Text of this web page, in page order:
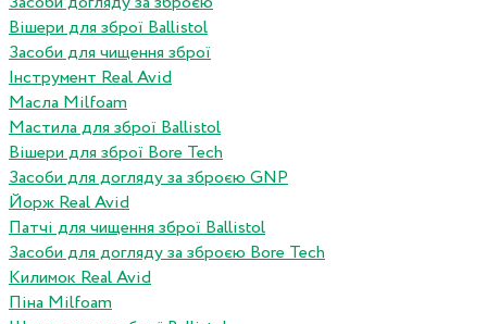
Вішери для зброї Ballistol
Засоби для чищення зброї
Інструмент Real Avid
Масла Milfoam
Мастила для зброї Ballistol
Вішери для зброї Bore Tech
Засоби для догляду за зброєю GNP
Йорж Real Avid
Патчі для чищення зброї Ballistol
Засоби для догляду за зброєю Bore Tech
Килимок Real Avid
Піна Milfoam